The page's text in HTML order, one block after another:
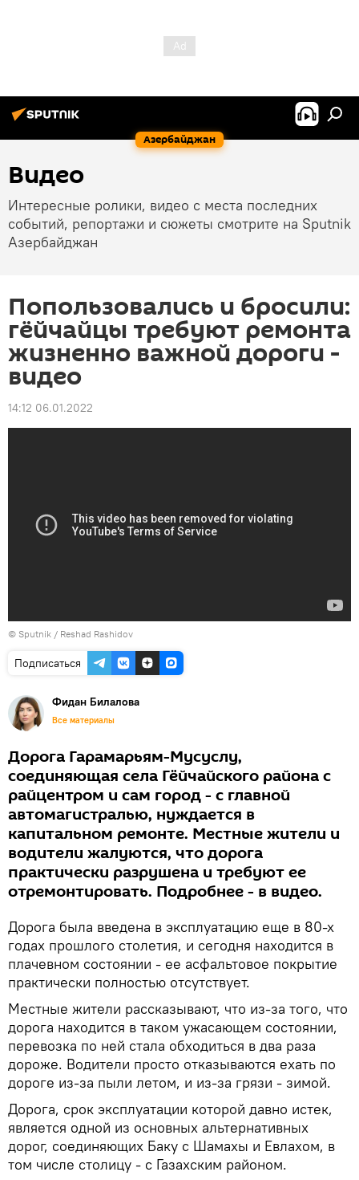
Азербайджан
Видео
Интересные ролики, видео с места последних
событий, репортажи и сюжеты смотрите на Sputnik
Азербайджан
Попользовались и бросили:
гёйчайцы требуют ремонта
жизненно важной дороги -
видео
14:12 06.01.2022
© Sputnik / Reshad Rashidov
Подписаться
Фидан Билалова
Все материалы
Дорога Гарамарьям-Мусуслу,
соединяющая села Гёйчайского района с
райцентром и сам город - с главной
автомагистралью, нуждается в
капитальном ремонте. Местные жители и
водители жалуются, что дорога
практически разрушена и требуют ее
отремонтировать. Подробнее - в видео.
Дорога была введена в эксплуатацию еще в 80-х
годах прошлого столетия, и сегодня находится в
плачевном состоянии - ее асфальтовое покрытие
практически полностью отсутствует.
Местные жители рассказывают, что из-за того, что
дорога находится в таком ужасающем состоянии,
перевозка по ней стала обходиться в два раза
дороже. Водители просто отказываются ехать по
дороге из-за пыли летом, и из-за грязи - зимой.
Дорога, срок эксплуатации которой давно истек,
является одной из основных альтернативных
дорог, соединяющих Баку с Шамахы и Евлахом, в
том числе столицу - с Газахским районом.